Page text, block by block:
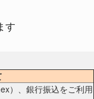
す
）、銀行振込をご利用